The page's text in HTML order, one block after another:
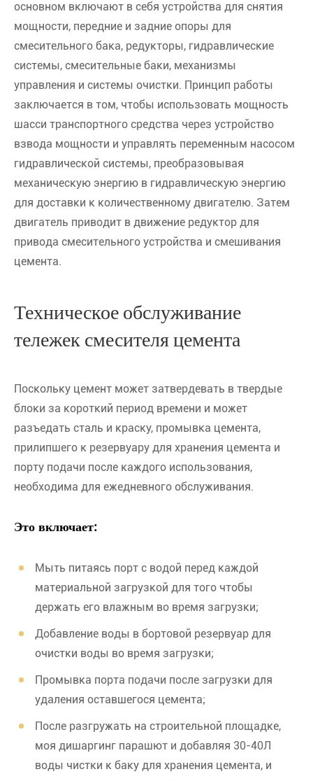
основном включают в себя устройства для снятия
мощности, передние и задние опоры для
смесительного бака, редукторы, гидравлические
системы, смесительные баки, механизмы
управления и системы очистки. Принцип работы
заключается в том, чтобы использовать мощность
шасси транспортного средства через устройство
взвода мощности и управлять переменным насосом
гидравлической системы, преобразовывая
механическую энергию в гидравлическую энергию
для доставки к количественному двигателю. Затем
двигатель приводит в движение редуктор для
привода смесительного устройства и смешивания
цемента.
Техническое обслуживание
тележек смесителя цемента
Поскольку цемент может затвердевать в твердые
блоки за короткий период времени и может
разъедать сталь и краску, промывка цемента,
прилипшего к резервуару для хранения цемента и
порту подачи после каждого использования,
необходима для ежедневного обслуживания.
Это включает:
Мыть питаясь порт с водой перед каждой
материальной загрузкой для того чтобы
держать его влажным во время загрузки;
Добавление воды в бортовой резервуар для
очистки воды во время загрузки;
Промывка порта подачи после загрузки для
удаления оставшегося цемента;
После разгружать на строительной площадке,
моя дишаргинг парашют и добавляя 30-40Л
воды чистки к баку для хранения цемента, и